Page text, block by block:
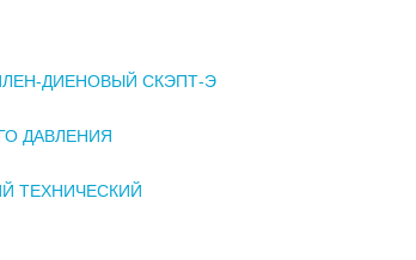
ДИЕНОВЫЙ СКЭПТ-Э
ДАВЛЕНИЯ
ТЕХНИЧЕСКИЙ